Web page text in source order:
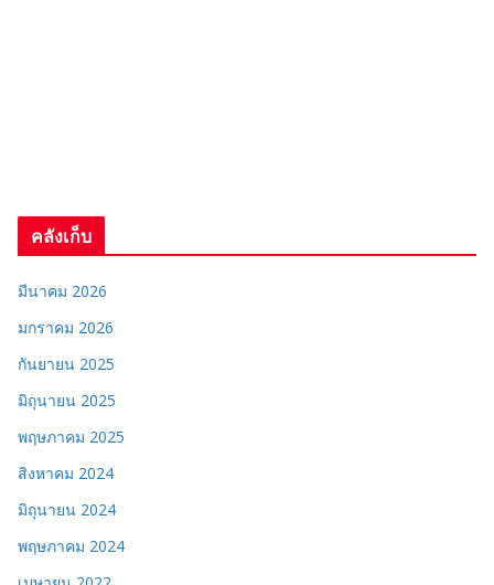
คลังเก็บ
มีนาคม 2026
มกราคม 2026
กันยายน 2025
มิถุนายน 2025
พฤษภาคม 2025
สิงหาคม 2024
มิถุนายน 2024
พฤษภาคม 2024